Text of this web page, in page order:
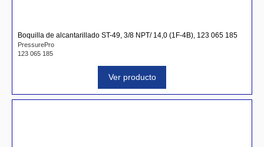
Boquilla de alcantarillado ST-49, 3/8 NPT/ 14,0 (1F-4B), 123 065 185
PressurePro
123 065 185
Ver producto